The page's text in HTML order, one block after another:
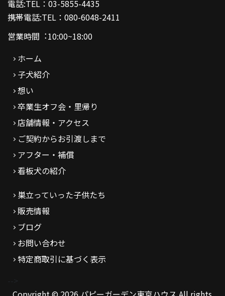
電話:TEL：03-5855-4435
携帯電話:TEL：080-6048-2411
営業時間︓10:00~18:00
ホーム
子犬紹介
想い
卒業生オフ会・里帰り
店舗情報・アクセス
ご契約からお引渡しまで
アフター・補償
看板犬の紹介
巣立っていった子供たち
販売情報
ブログ
お問い合わせ
特定商取引に基づく表示